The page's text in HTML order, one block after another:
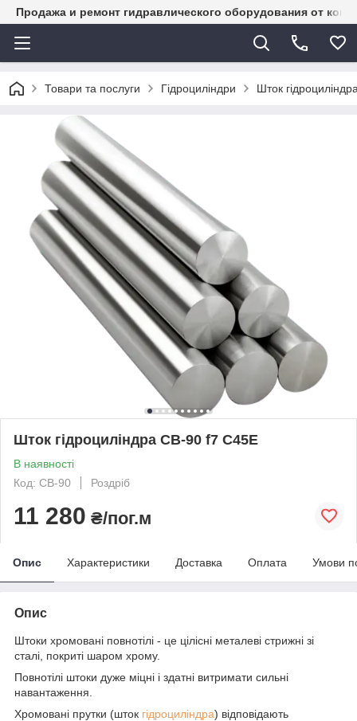
Продажа и ремонт гидравлического оборудования от
Товари та послуги Гідроциліндри Шток
Шток гідроциліндра CB-90 f7 С45Е
В наявності
Код: CB-90
Роздріб
11 280 ₴/пог.м
Опис Характеристики Доставка Оплата Умови
Опис
Штоки хромовані повнотілі - це цілісні металеві стрижні зі
сталі, покриті шаром хрому.
Повнотілі штоки дуже міцні і здатні витримати сильні
навантаження.
Хромовані прутки (шток гідроциліндра) відповідають